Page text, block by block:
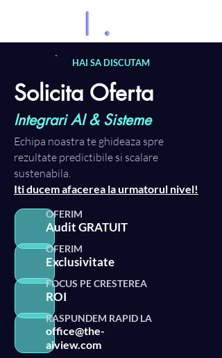
HAI SA DISCUTAM
Solicita Oferta
Integrari AI & Sisteme
Echipa noastra te ghideaza spre
rezultate predictibile si scalare
sustenabila.
Iti ducem afacerea la urmatorul nivel!
OFERIM
Audit GRATUIT
OFERIM
Exclusivitate
FOCUS PE CRESTEREA
ROI
RASPUNDEM RAPID LA
office@the-
aiview.com